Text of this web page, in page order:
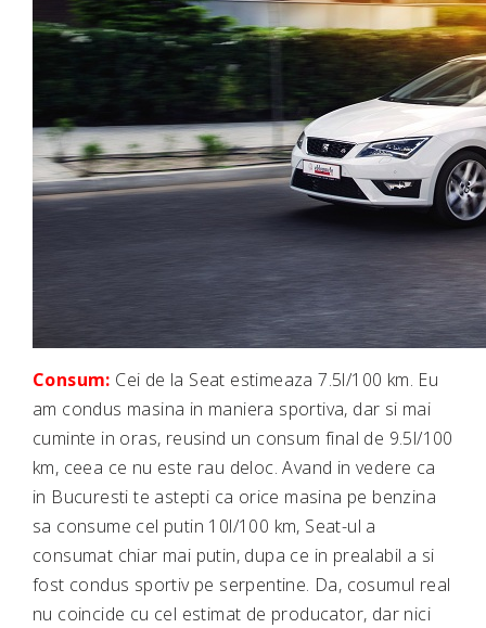
Consum: Cei de la Seat estimeaza 7.5l/100 km. Eu
am condus masina in maniera sportiva, dar si mai
cuminte in oras, reusind un consum final de 9.5l/100
km, ceea ce nu este rau deloc. Avand in vedere ca
in Bucuresti te astepti ca orice masina pe benzina
sa consume cel putin 10l/100 km, Seat-ul a
consumat chiar mai putin, dupa ce in prealabil a si
fost condus sportiv pe serpentine. Da, cosumul real
nu coincide cu cel estimat de producator, dar nici